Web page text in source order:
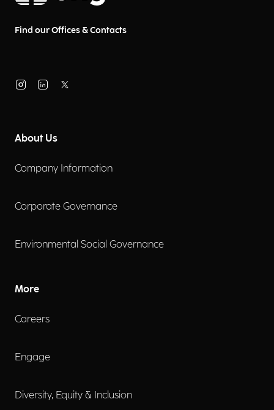
Find our Offices & Contacts
About Us
Company Information
Corporate Governance
Environmental Social Governance
More
Careers
Engage
Diversity, Equity & Inclusion